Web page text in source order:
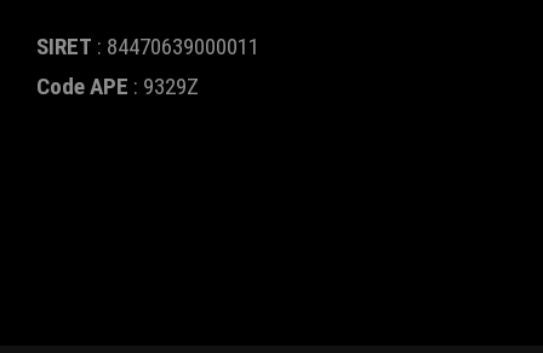
SIRET : 84470639000011
Code APE : 9329Z